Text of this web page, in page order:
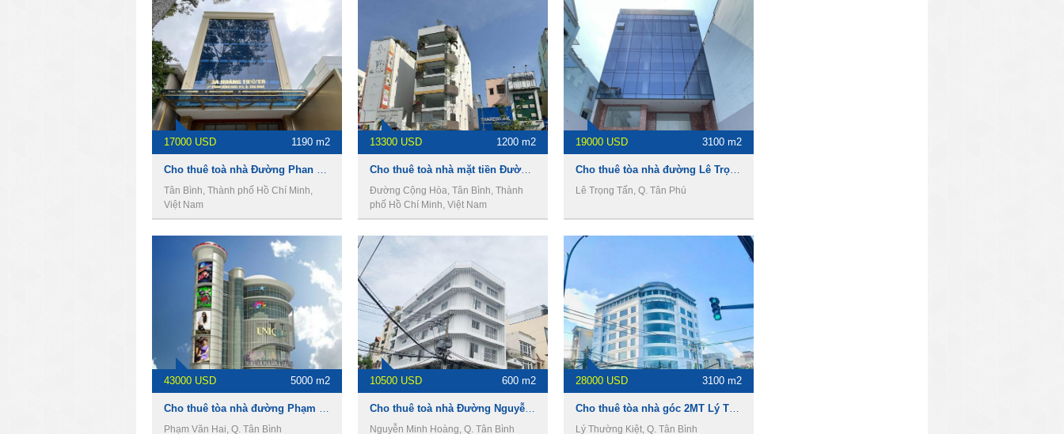
17000 USD 1190 m2
Tân Bình, Thành phố Hồ Chí Minh,
Việt Nam
13300 USD 1200 m2
Cho thuê toà nhà mặt tiền Đường Cộng Hòa, 1200m2, 1 hầm 5 lầu, 13300$
Đường Cộng Hòa, Tân Bình, Thành
phố Hồ Chí Minh, Việt Nam
19000 USD 3100 m2
Lê Trọng Tấn, Q. Tân Phú
43000 USD 5000 m2
Phạm Văn Hai, Q. Tân Bình
10500 USD 600 m2
Nguyễn Minh Hoàng, Q. Tân Bình
28000 USD 3100 m2
Lý Thường Kiệt, Q. Tân Bình